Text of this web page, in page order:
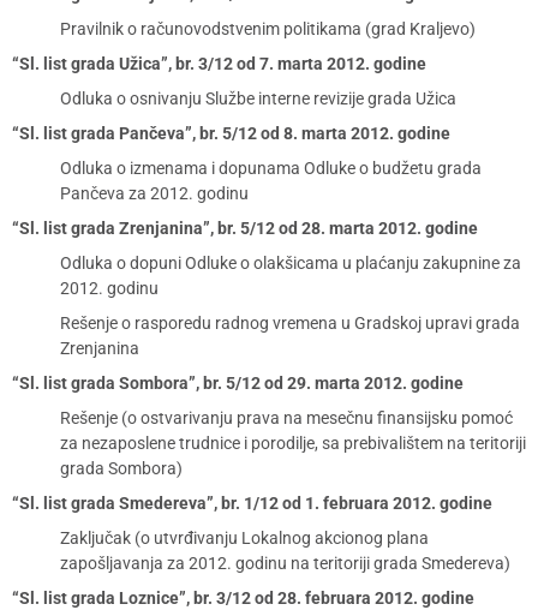
Pravilnik o računovodstvenim politikama (grad Kraljevo)
“Sl. list grada Užica”, br. 3/12 od 7. marta 2012. godine
Odluka o osnivanju Službe interne revizije grada Užica
“Sl. list grada Pančeva”, br. 5/12 od 8. marta 2012. godine
Odluka o izmenama i dopunama Odluke o budžetu grada
Pančeva za 2012. godinu
“Sl. list grada Zrenjanina”, br. 5/12 od 28. marta 2012. godine
Odluka o dopuni Odluke o olakšicama u plaćanju zakupnine za
2012. godinu
Rešenje o rasporedu radnog vremena u Gradskoj upravi grada
Zrenjanina
“Sl. list grada Sombora”, br. 5/12 od 29. marta 2012. godine
Rešenje (o ostvarivanju prava na mesečnu finansijsku pomoć
za nezaposlene trudnice i porodilje, sa prebivalištem na teritoriji
grada Sombora)
“Sl. list grada Smedereva”, br. 1/12 od 1. februara 2012. godine
Zaključak (o utvrđivanju Lokalnog akcionog plana
zapošljavanja za 2012. godinu na teritoriji grada Smedereva)
“Sl. list grada Loznice”, br. 3/12 od 28. februara 2012. godine